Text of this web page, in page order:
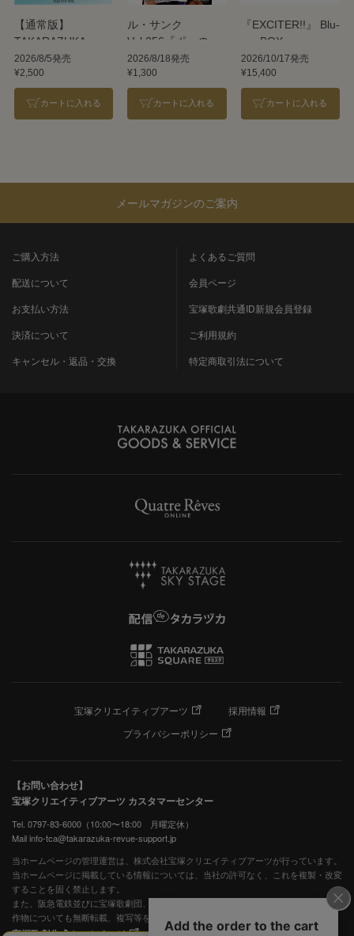
【通常版】
TAKARAZUKA
REVUE 2026
2026/8/5発売
¥2,500
カートに入れる
ル・サンク
Vol.256『ポーの一
族』＜雪組＞
2026/8/18発売
¥1,300
カートに入れる
『EXCITER!!』 Blu-
ray BOX
2026/10/17発売
¥15,400
カートに入れる
メールマガジンのご案内
ご購入方法
配送について
お支払い方法
決済について
キャンセル・返品・交換
よくあるご質問
会員ページ
宝塚歌劇共通ID新規会員登録
ご利用規約
特定商取引法について
宝塚クリエイティブアーツ
採用情報
プライバシーポリシー
【お問い合わせ】
宝塚クリエイティブアーツ カスタマーセンター
Tel. 0797-83-6000（10:00〜18:00 月曜定休）
Mail info-tca@takarazuka-revue-support.jp
当ホームページの管理運営は、株式会社宝塚クリエイティブアーツが行っています。
当ホームページに掲載している情報については、当社の許可なく、これを複製・改変
することを固く禁止します。
また、阪急電鉄並びに宝塚歌劇団、宝塚クリエイティブアーツの出版物ほか写真等著
作物についても無断転載、複写等を禁じます。